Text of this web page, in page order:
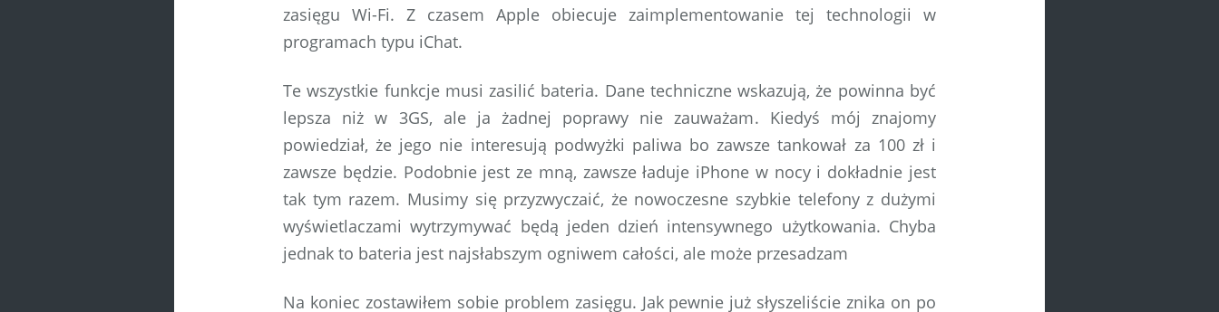
zasięgu Wi-Fi. Z czasem Apple obiecuje zaimplementowanie tej technologii w
programach typu iChat.
Te wszystkie funkcje musi zasilić bateria. Dane techniczne wskazują, że powinna być
lepsza niż w 3GS, ale ja żadnej poprawy nie zauważam. Kiedyś mój znajomy
powiedział, że jego nie interesują podwyżki paliwa bo zawsze tankował za 100 zł i
zawsze będzie. Podobnie jest ze mną, zawsze ładuje iPhone w nocy i dokładnie jest
tak tym razem. Musimy się przyzwyczaić, że nowoczesne szybkie telefony z dużymi
wyświetlaczami wytrzymywać będą jeden dzień intensywnego użytkowania. Chyba
jednak to bateria jest najsłabszym ogniwem całości, ale może przesadzam
Na koniec zostawiłem sobie problem zasięgu. Jak pewnie już słyszeliście znika on po